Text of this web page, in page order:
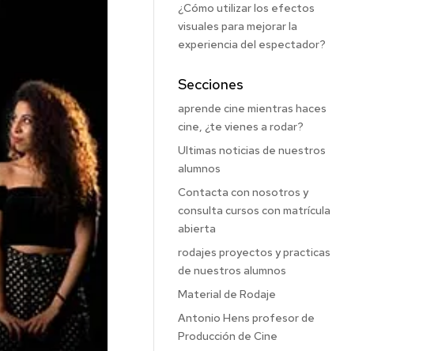
¿Cómo utilizar los efectos
visuales para mejorar la
experiencia del espectador?
Secciones
aprende cine mientras haces
cine, ¿te vienes a rodar?
Ultimas noticias de nuestros
alumnos
Contacta con nosotros y
consulta cursos con matrícula
abierta
rodajes proyectos y practicas
de nuestros alumnos
Material de Rodaje
Antonio Hens profesor de
Producción de Cine